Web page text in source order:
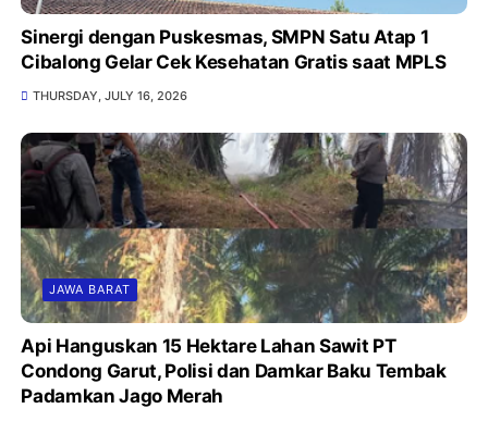
Sinergi dengan Puskesmas, SMPN Satu Atap 1
Cibalong Gelar Cek Kesehatan Gratis saat MPLS
THURSDAY, JULY 16, 2026
JAWA BARAT
Api Hanguskan 15 Hektare Lahan Sawit PT
Condong Garut, Polisi dan Damkar Baku Tembak
Padamkan Jago Merah